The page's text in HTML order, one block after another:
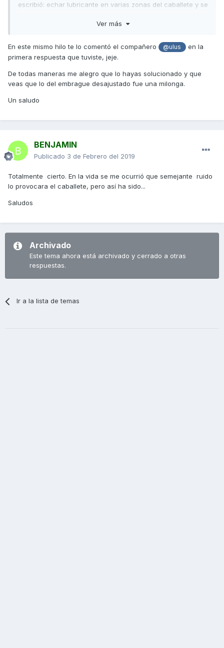
escribió: echar lubricante en varias zonas del caballete y se
freno, ni embrague centrifugo, solo 3 en 1 vulgar. En fin
Saludos!
Ver más
En este mismo hilo te lo comentó el compañero @ulus
en la
primera respuesta que tuviste, jeje.
De todas maneras me alegro que lo hayas solucionado y que
veas que lo del embrague desajustado fue una milonga.
Un saludo
BENJAMIN
Publicado 3 de Febrero del 2019
Totalmente cierto. En la vida se me ocurrió que semejante ruido
lo provocara el caballete, pero así ha sido...
Saludos
Archivado
Este tema ahora está archivado y cerrado a otras
respuestas.
Ir a la lista de temas